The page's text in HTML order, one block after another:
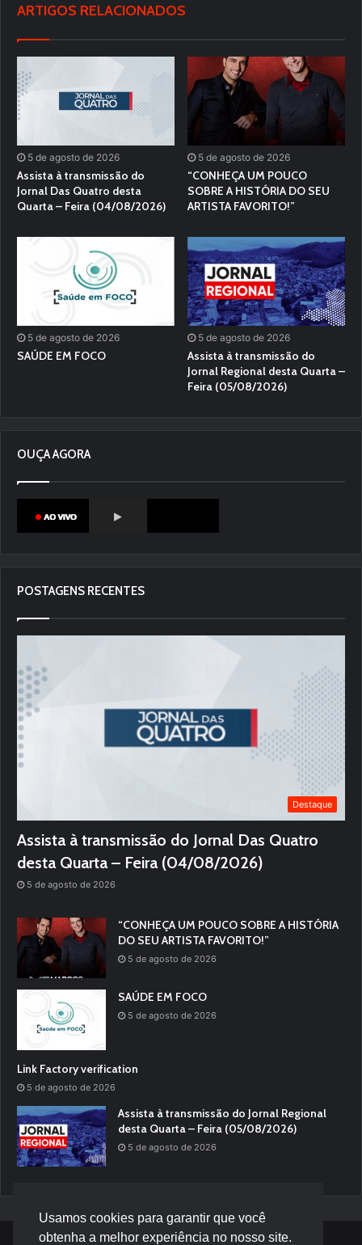
Usamos cookies para garantir que você
obtenha a melhor experiência no nosso site.
ARTIGOS RELACIONADOS
5 de agosto de 2026
Assista à transmissão do
Jornal Das Quatro desta
Quarta – Feira (04/08/2026)
5 de agosto de 2026
“CONHEÇA UM POUCO
SOBRE A HISTÓRIA DO SEU
ARTISTA FAVORITO!”
5 de agosto de 2026
SAÚDE EM FOCO
5 de agosto de 2026
Assista à transmissão do
Jornal Regional desta Quarta –
Feira (05/08/2026)
OUÇA AGORA
POSTAGENS RECENTES
Destaque
Assista à transmissão do Jornal Das Quatro
desta Quarta – Feira (04/08/2026)
5 de agosto de 2026
“CONHEÇA UM POUCO SOBRE A HISTÓRIA
DO SEU ARTISTA FAVORITO!”
5 de agosto de 2026
SAÚDE EM FOCO
5 de agosto de 2026
Link Factory verification
5 de agosto de 2026
Assista à transmissão do Jornal Regional
desta Quarta – Feira (05/08/2026)
5 de agosto de 2026